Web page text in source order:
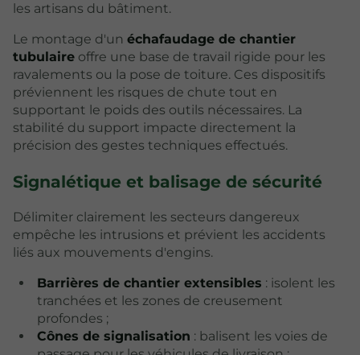
les artisans du bâtiment.
Le montage d'un échafaudage de chantier
tubulaire offre une base de travail rigide pour les
ravalements ou la pose de toiture. Ces dispositifs
préviennent les risques de chute tout en
supportant le poids des outils nécessaires. La
stabilité du support impacte directement la
précision des gestes techniques effectués.
Signalétique et balisage de sécurité
Délimiter clairement les secteurs dangereux
empêche les intrusions et prévient les accidents
liés aux mouvements d'engins.
Barrières de chantier extensibles : isolent les
tranchées et les zones de creusement
profondes ;
Cônes de signalisation : balisent les voies de